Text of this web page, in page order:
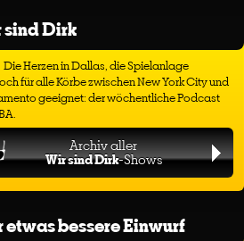
sind Dirk
Die Herzen in Dallas, die Spielanlage
für alle Körbe zwischen New York City und
geeignet: der wöchentliche Podcast
Archiv aller
Wir sind Dirk-Shows
etwas bessere Einwurf